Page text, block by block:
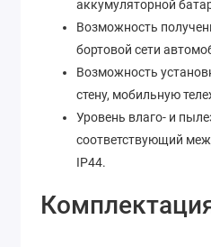
аккумуляторной
Возможность
бортовой сети
Возможность
стену, мобильную
Уровень влаго- и
соответствующий
IP44.